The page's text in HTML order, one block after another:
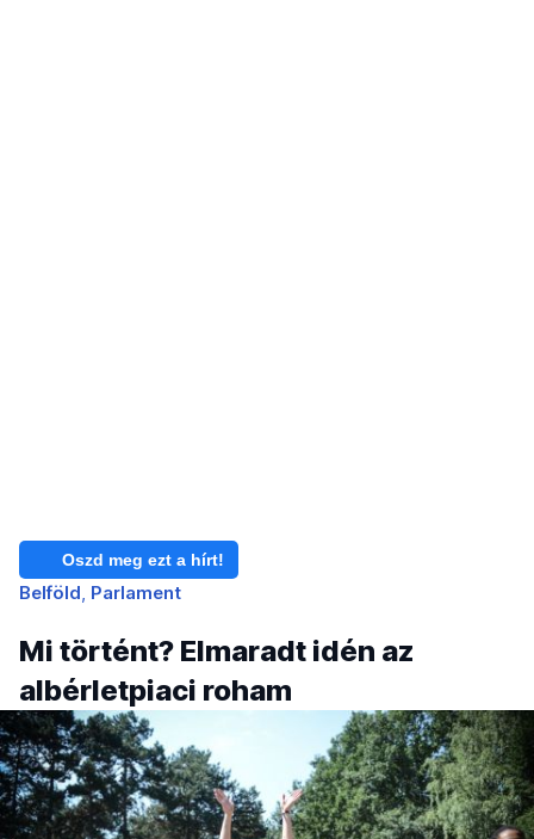
Oszd meg ezt a hírt!
Belföld Parlament
Mi történt? Elmaradt idén az
albérletpiaci roham